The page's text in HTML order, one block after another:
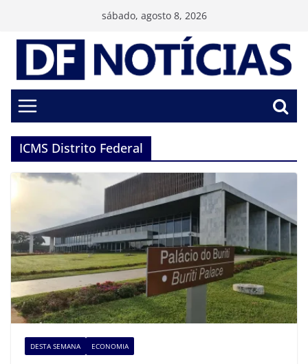
conteúdo
sábado, agosto 8, 2026
ICMS Distrito Federal
DESTA SEMANA ECONOMIA